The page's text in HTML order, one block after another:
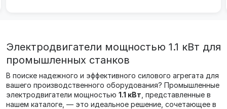
Электродвигатели мощностью 1.1 кВт для
промышленных станков
В поиске надежного и эффективного силового агрегата для
вашего производственного оборудования? Промышленные
электродвигатели мощностью 1.1 кВт , представленные в
нашем каталоге, — это идеальное решение, сочетающее в